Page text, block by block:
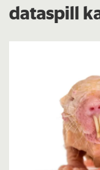
dataspill